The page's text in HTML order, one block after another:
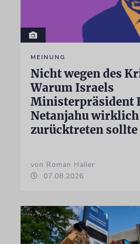
MEINUNG
Nicht wegen des
Warum Israels
Ministerpräsident
Netanjahu wirklich
zurücktreten sollte
von Roman Haller
07.08.2026